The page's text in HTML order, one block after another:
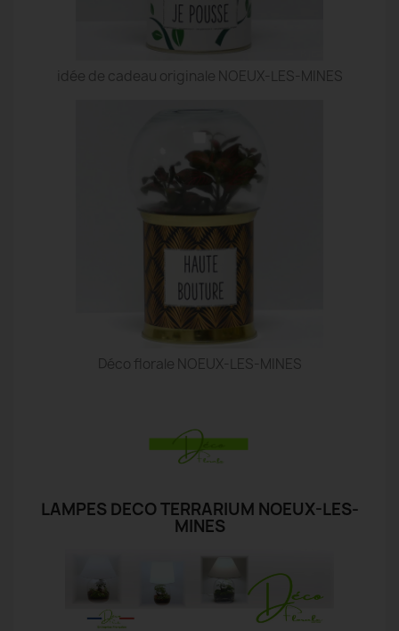
idée de cadeau originale NOEUX-LES-MINES
Déco florale NOEUX-LES-MINES
LAMPES DECO TERRARIUM NOEUX-LES-
MINES